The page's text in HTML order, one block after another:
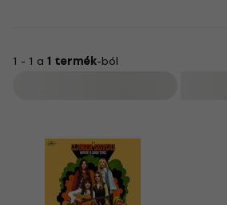
1 - 1 a 1 termék-ból